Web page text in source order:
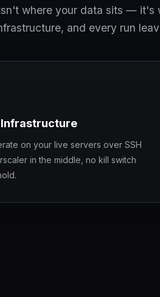
where your data sits — it's
and every run
Infrastructure
on your live servers over SSH
in the middle, no kill switch